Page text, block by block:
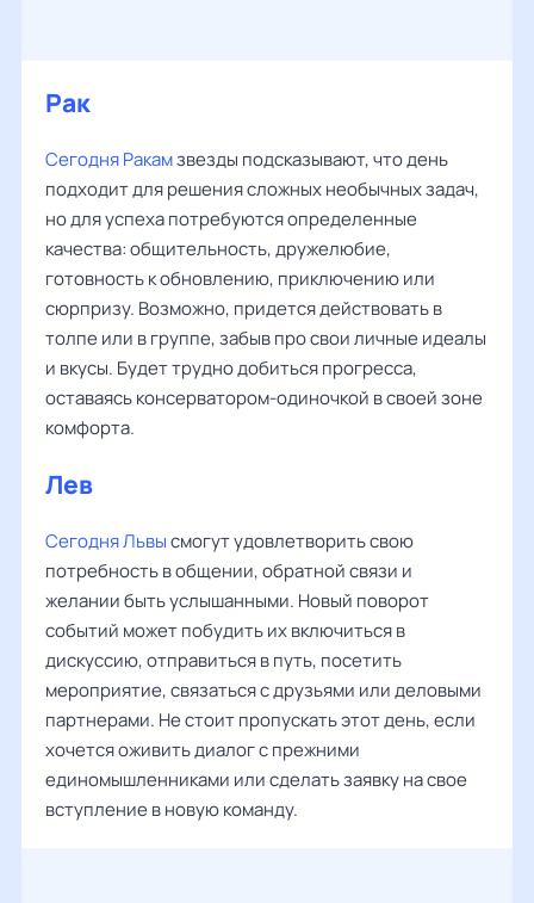
Рак
Сегодня Ракамзвезды подсказывают, что день
подходит для решения сложных необычных задач,
но для успеха потребуются определенные
качества: общительность, дружелюбие,
готовность к обновлению, приключению или
сюрпризу. Возможно, придется действовать в
толпе или в группе, забыв про свои личные идеалы
и вкусы. Будет трудно добиться прогресса,
оставаясь консерватором-одиночкой в своей зоне
комфорта.
Лев
Сегодня Львысмогут удовлетворить свою
потребность в общении, обратной связи и
желании быть услышанными. Новый поворот
событий может побудить их включиться в
дискуссию, отправиться в путь, посетить
мероприятие, связаться с друзьями или деловыми
партнерами. Не стоит пропускать этот день, если
хочется оживить диалог с прежними
единомышленниками или сделать заявку на свое
вступление в новую команду.